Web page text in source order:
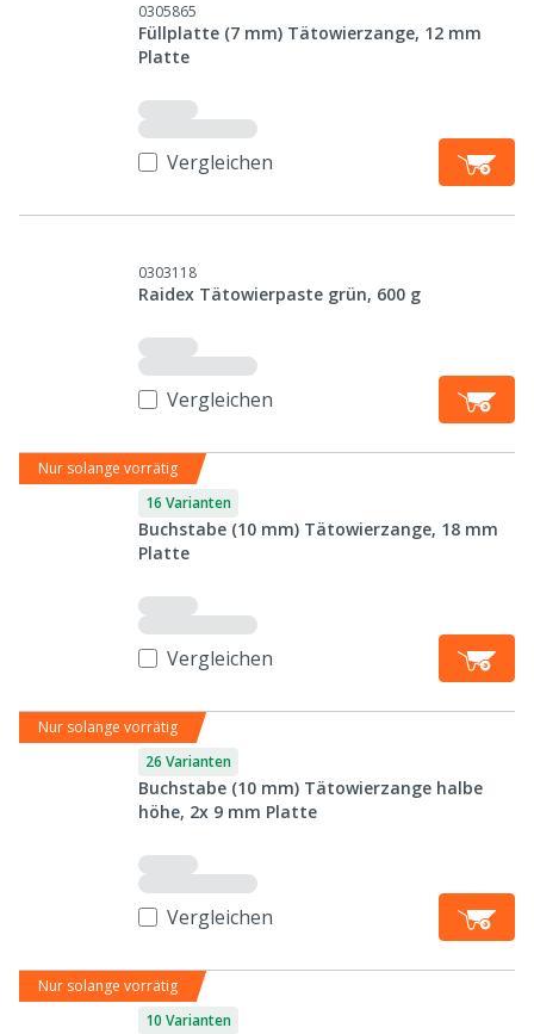
0305865
Füllplatte (7 mm) Tätowierzange, 12 mm
Platte
Vergleichen
0303118
Raidex Tätowierpaste grün, 600 g
Vergleichen
Nur solange vorrätig
16 Varianten
Buchstabe (10 mm) Tätowierzange, 18 mm
Platte
Vergleichen
Nur solange vorrätig
26 Varianten
Buchstabe (10 mm) Tätowierzange halbe
höhe, 2x 9 mm Platte
Vergleichen
Nur solange vorrätig
10 Varianten